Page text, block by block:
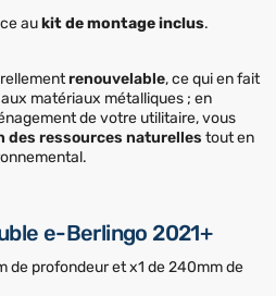
aukit de montage inclus.
renouvelable, ce qui en fait
matériaux métalliques ; en
de votre utilitaire, vous
des ressources naturelles tout en
e-Berlingo 2021+
de profondeur et x1 de 240mm de